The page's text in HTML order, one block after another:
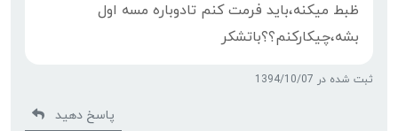
ظبط میکنه،باید فرمت کنم تادوباره مسه اول
بشه،چیکارکنم؟؟باتشکر
ثبت شده در 1394/10/07
پاسخ دهید